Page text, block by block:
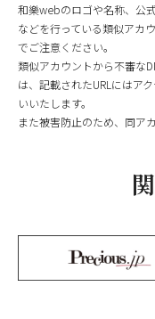
和樂webのロゴや名称、公
などを行っている類似アカ
でご注意ください。
類似アカウントから不審な
は、記載されたURLにはア
いいたします。
また被害防止のため、同ア